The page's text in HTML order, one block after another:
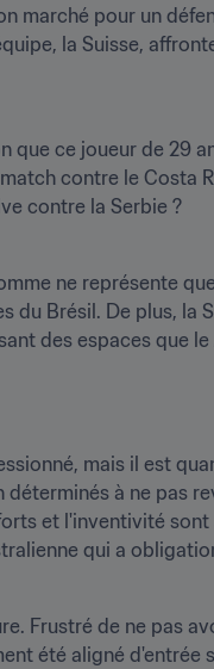
marché pour un
la Suisse,
que ce joueur de 29
contre le Costa
contre la Serbie ?
ne représente
du Brésil. De plus,
des espaces que le
mais il est
à ne pas
et l'inventivité
qui a
Frustré de ne pas
été aligné d'entrée